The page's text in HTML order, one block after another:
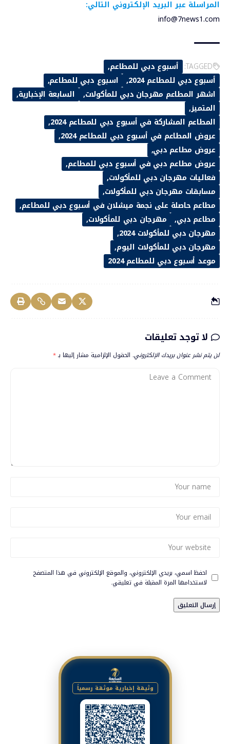
المراسلة عبر البريد الإلكتروني التالي:
info@7news1.com
TAGGED: أسبوع دبي للمطاعم
أسبوع دبي للمطاعم 2024
اسبوع دبي للمطاعم
اشهر المطاعم مهرجان دبي للمأكولات
السابعة الإخبارية
المتميز
المطاعم المشاركة في أسبوع دبي للمطاعم 2024
عروض المطاعم في أسبوع دبي للمطاعم 2024
عروض مطاعم دبي
عروض مطاعم دبي في أسبوع دبي للمطاعم
فعاليات مهرجان دبي للمأكولات
مسابقات مهرجان دبي للمأكولات
مطاعم حاصلة على نجمة ميشلان في أسبوع دبي للمطاعم
مطاعم دبي
مهرجان دبي للمأكولات
مهرجان دبي للمأكولات 2024
مهرجان دبي للمأكولات اليوم
موعد أسبوع دبي للمطاعم 2024
لا توجد تعليقات
لن يتم نشر عنوان بريدك الإلكتروني. الحقول الإلزامية مشار إليها بـ*
احفظ اسمي، بريدي الإلكتروني، والموقع الإلكتروني في هذا المتصفح
لاستخدامها المرة المقبلة في تعليقي.
وثيقة إخبارية موثقة رسمياً